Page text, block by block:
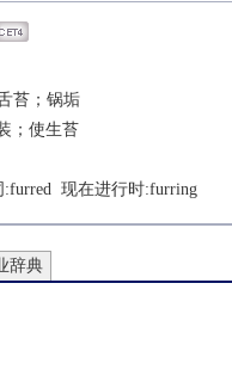
苔；锅垢
；使生苔
:furred 现在进行时:furring
辞典